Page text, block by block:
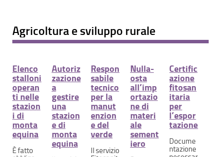
Agricoltura e sviluppo rurale
Elenco
stalloni
operan
ti nelle
stazion
i di
monta
equina
È fatto
Autoriz
zazione
a
gestire
una
stazion
e di
monta
equina
Respon
sabile
tecnico
per la
manut
enzion
e del
verde
Il servizio
Nulla-
osta
all’imp
ortazio
ne di
materi
ale
sement
iero
Certific
azione
fitosan
itaria
per
l’espor
tazione
Docume
ntazione